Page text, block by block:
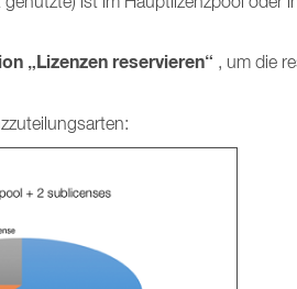
„Lizenzen reservieren“ , um die